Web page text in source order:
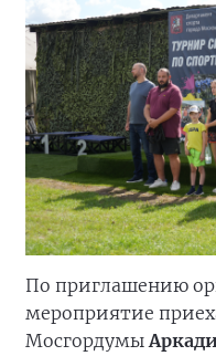
По приглашению
мероприятие
Мосгордумы